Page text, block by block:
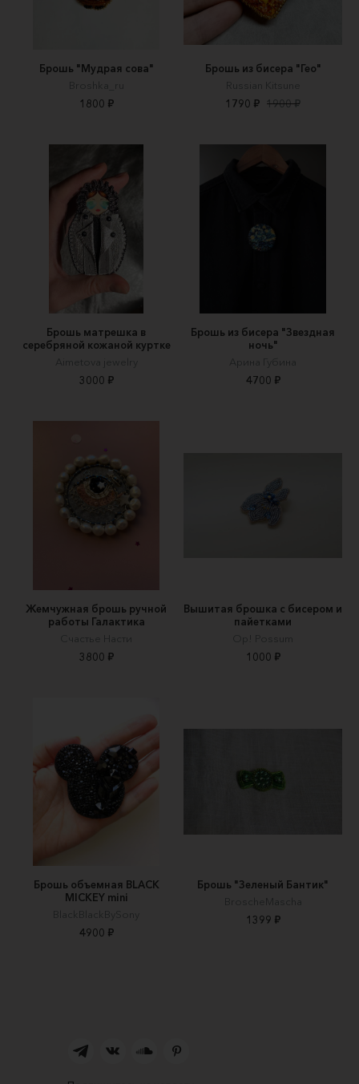
Брошь "Мудрая сова"
Broshka_ru
1800 ₽
Брошь из бисера "Гео"
Russian Kitsune
1790 ₽ 1900 ₽
Брошь матрешка в
серебряной кожаной куртке
Aimetova jewelry
3000 ₽
Брошь из бисера "Звездная
ночь"
Арина Губина
4700 ₽
Жемчужная брошь ручной
работы Галактика
Счастье Насти
3800 ₽
Вышитая брошка с бисером и
пайетками
Op! Possum
1000 ₽
Брошь объемная BLACK
MICKEY mini
BlackBlackBySony
4900 ₽
Брошь "Зеленый Бантик"
BroscheMascha
1399 ₽